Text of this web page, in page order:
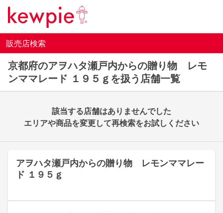
販売店検索
京都府のアヲハタ瀬戸内からの贈り物 レモ
ンママレード １９５ｇを扱う店舗一覧
アヲハタ瀬戸内からの贈り物 レモンママレー
ド １９５ｇ
該当する店舗はありませんでした
エリアや商品を変更して再検索をお試しください